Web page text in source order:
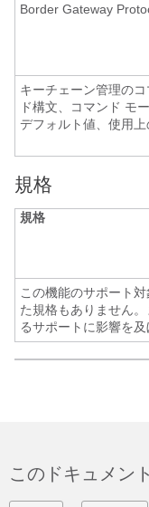
Border Gateway
キーチェーン管理の
ド構文、コマンド モ
デフォルト値、使用上
規格
規格
この機能のサポート
た規格もありません
るサポートに影響を及
このドキュメン